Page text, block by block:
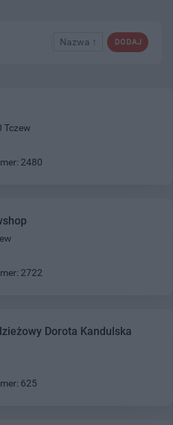
DODAJ
Nazwa ↑
Tczew
2480
2722
Dorota Kandulska
625